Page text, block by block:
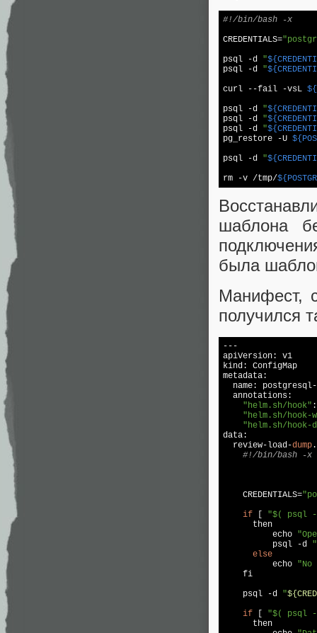
#!/bin/bash -x
CREDENTIALS=
psql
-d "
psql
-d "
curl --fail -vsL
psql
-d "
psql
-d "
psql
-d "
pg_restore -U
psql
-d "
rm -v /tmp/
шаблона
была
Манифест,
получился
---
apiVersion: v1
kind: ConfigMap
metadata:
name:
  annotations:
"helm.sh/hook"
"helm.sh/hook-
"helm.sh/
data:
  review-load-
dump
#!/bin/bash -x
    CREDENTIALS=
if [ "$( psql
      then
          echo
          psql -d
"
else
          echo
"No
    fi
    psql -d
"
if [ "$( psql
      then